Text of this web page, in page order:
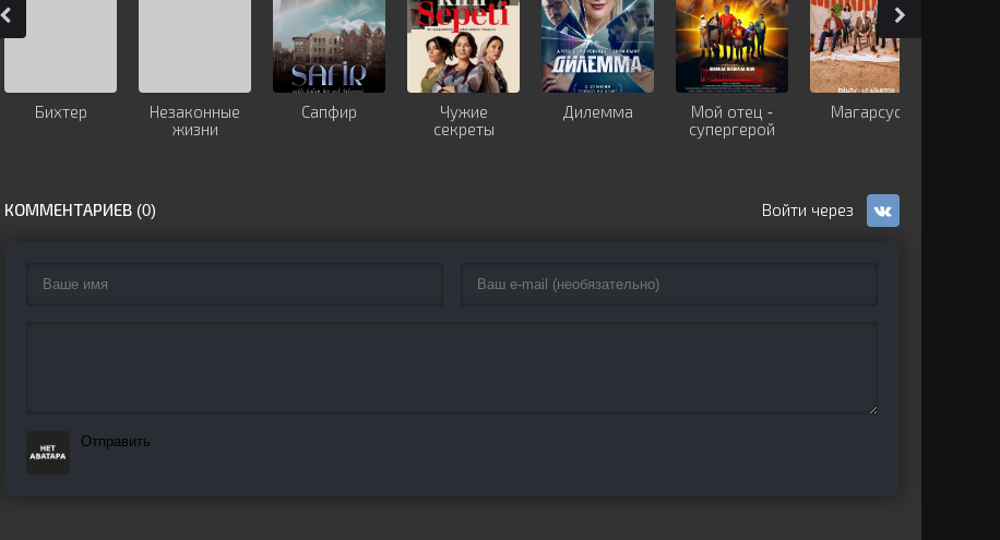
Бихтер
Незаконные
жизни
Сапфир
Чужие
секреты
Дилемма
Мой отец -
супергерой
Магарсус
КОММЕНТАРИЕВ (0)
Отправить